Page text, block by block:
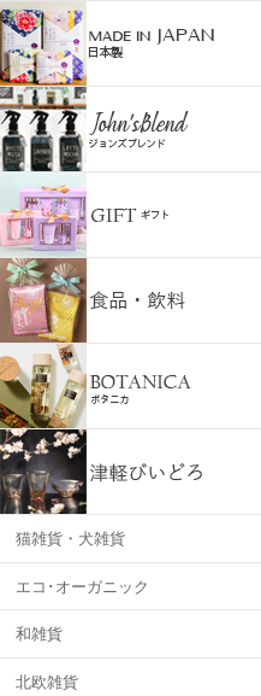
猫雑貨・犬雑貨
エコ･オーガニック
和雑貨
北欧雑貨